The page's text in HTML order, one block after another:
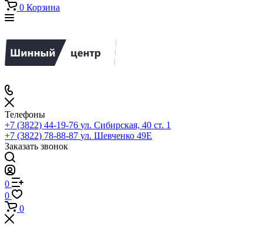
0 Корзина
Телефоны
+7 (3822) 44-19-76 ул. Сибирская, 40 ст. 1
+7 (3822) 78-88-87 ул. Шевченко 49Е
Заказать звонок
0
0
0